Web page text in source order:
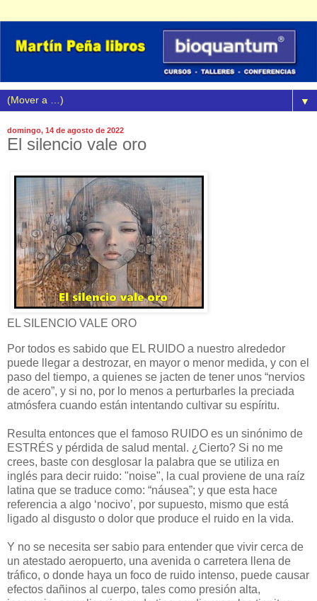
▼
domingo, 14 de agosto de 2022
El silencio vale oro
EL SILENCIO VALE ORO
Por todos es sabido que EL RUIDO a nuestro alrededor
puede llegar a destrozar, en mayor o menor medida, y con el
paso del tiempo, a quienes se jacten de tener unos “nervios
de acero”, y si no, por lo menos a perturbarles la preciada
atmósfera cuando están intentando cultivar su espíritu.
Resulta entonces que el famoso RUIDO es un sinónimo de
ESTRÉS y pérdida de salud mental. ¿Cierto? Si no me
crees, baste con desglosar la palabra que se utiliza en
inglés para decir ruido: "noise", la cual proviene de una raíz
latina que se traduce como: “náusea”; y que esta hace
referencia a algo ‘nocivo’, por supuesto, mismo que está
ligado al disgusto o dolor que produce el ruido en la vida.
Y no se necesita ser sabio para entender que vivir cerca de
un atestado aeropuerto, una avenida o carretera llena de
tráfico, o donde haya un foco de ruido intenso, puede causar
efectos dañinos al cuerpo, tales como presión alta,